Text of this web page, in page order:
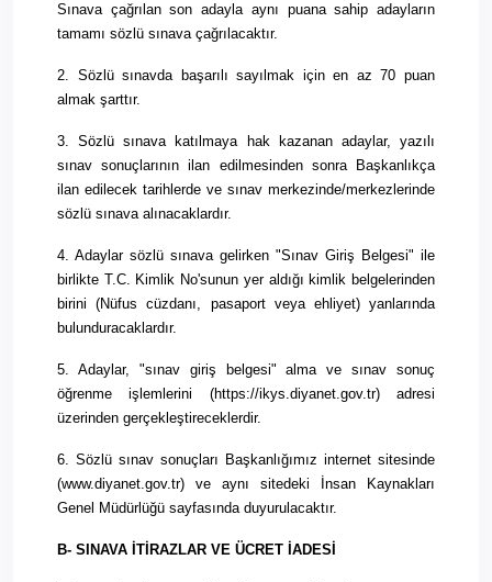
Sınava çağrılan son adayla aynı puana sahip adayların
tamamı sözlü sınava çağrılacaktır.
2. Sözlü sınavda başarılı sayılmak için en az 70 puan
almak şarttır.
3. Sözlü sınava katılmaya hak kazanan adaylar, yazılı
sınav sonuçlarının ilan edilmesinden sonra Başkanlıkça
ilan edilecek tarihlerde ve sınav merkezinde/merkezlerinde
sözlü sınava alınacaklardır.
4. Adaylar sözlü sınava gelirken "Sınav Giriş Belgesi" ile
birlikte T.C. Kimlik No'sunun yer aldığı kimlik belgelerinden
birini (Nüfus cüzdanı, pasaport veya ehliyet) yanlarında
bulunduracaklardır.
5. Adaylar, "sınav giriş belgesi" alma ve sınav sonuç
öğrenme işlemlerini (https://ikys.diyanet.gov.tr) adresi
üzerinden gerçekleştireceklerdir.
6. Sözlü sınav sonuçları Başkanlığımız internet sitesinde
(www.diyanet.gov.tr) ve aynı sitedeki İnsan Kaynakları
Genel Müdürlüğü sayfasında duyurulacaktır.
B- SINAVA İTİRAZLAR VE ÜCRET İADESİ